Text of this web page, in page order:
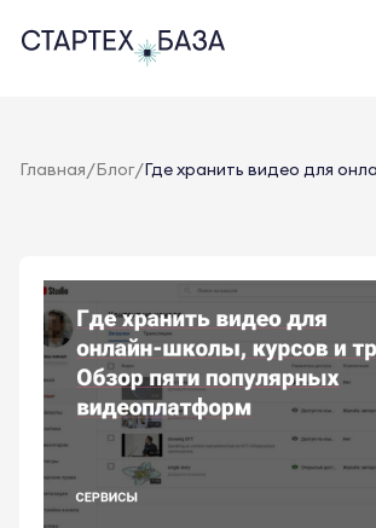
Главная/Блог/Где хранить видео для